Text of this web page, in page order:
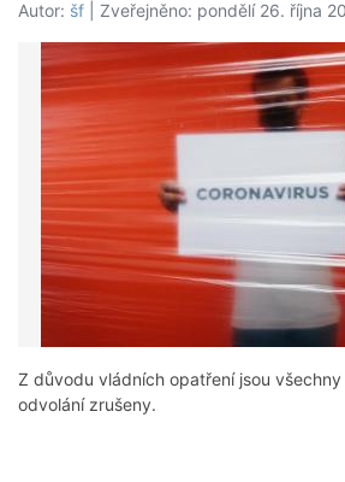
Autor: šf | Zveřejněno: pondělí 26. října
Z důvodu vládních opatření jsou
odvolání zrušeny.